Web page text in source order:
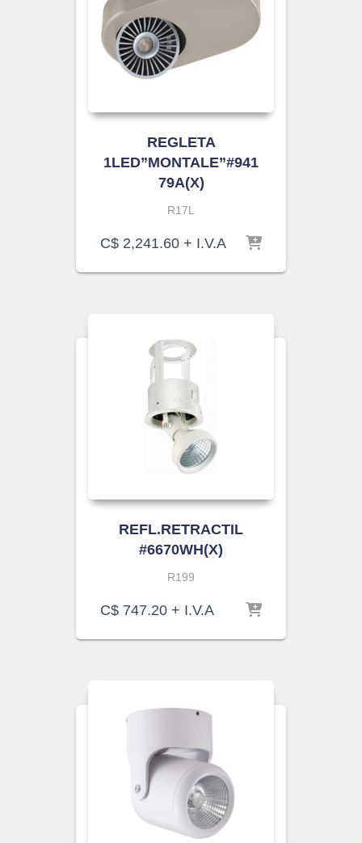
REGLETA
1LED”MONTALE”#941
79A(X)
R17L
C$ 2,241.60 + I.V.A
REFL.RETRACTIL
#6670WH(X)
R199
C$ 747.20 + I.V.A